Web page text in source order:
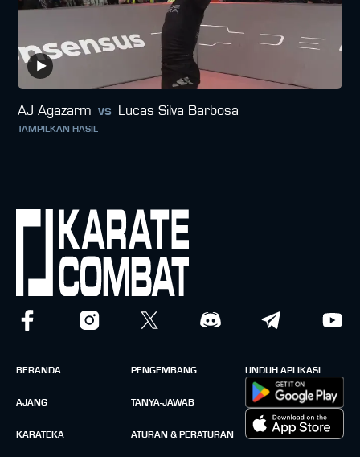
AJ Agazarm vs Lucas Silva Barbosa
TAMPILKAN HASIL
BERANDA
AJANG
KARATEKA
PENGEMBANG
TANYA-JAWAB
ATURAN & PERATURAN
UNDUH APLIKASI